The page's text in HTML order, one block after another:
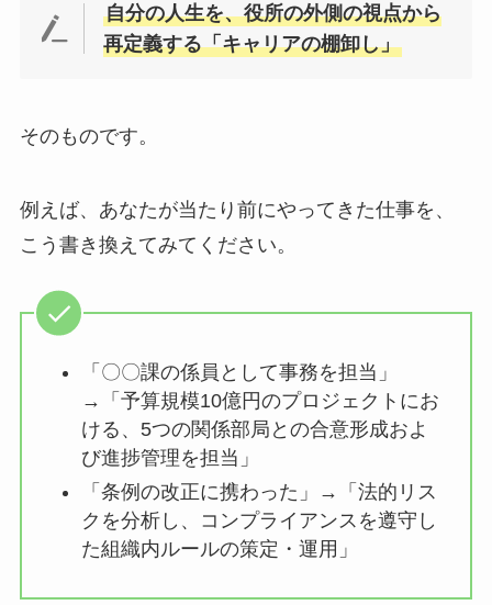
自分の人生を、役所の外側の視点から
再定義する「キャリアの棚卸し」
そのものです。
例えば、あなたが当たり前にやってきた仕事を、
こう書き換えてみてください。
「〇〇課の係員として事務を担当」
→「予算規模10億円のプロジェクトにお
ける、5つの関係部局との合意形成およ
び進捗管理を担当」
「条例の改正に携わった」→「法的リス
クを分析し、コンプライアンスを遵守し
た組織内ルールの策定・運用」